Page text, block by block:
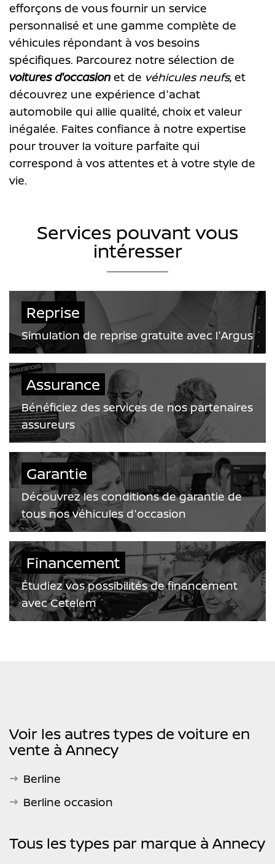
efforçons de vous fournir un service
personnalisé et une gamme complète de
véhicules répondant à vos besoins
spécifiques. Parcourez notre sélection de
voitures d'occasion et de véhicules neufs, et
découvrez une expérience d'achat
automobile qui allie qualité, choix et valeur
inégalée. Faites confiance à notre expertise
pour trouver la voiture parfaite qui
correspond à vos attentes et à votre style de
vie.
Services pouvant vous
intéresser
Reprise
Simulation de reprise gratuite avec l'Argus
Assurance
Bénéficiez des services de nos partenaires
assureurs
Garantie
Découvrez les conditions de garantie de
tous nos véhicules d'occasion
Financement
Étudiez vos possibilités de financement
avec Cetelem
Voir les autres types de voiture en
vente à Annecy
Berline
Berline occasion
Tous les types par marque à Annecy